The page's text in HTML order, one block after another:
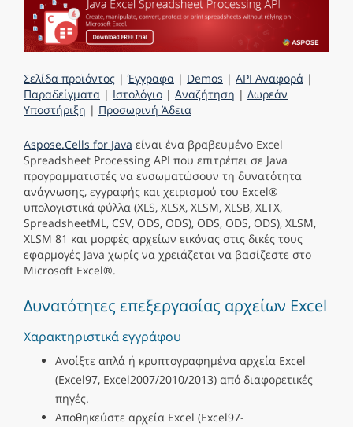
Σελίδα προϊόντος |Έγγραφα | Demos | API Αναφορά |
Παραδείγματα | Ιστολόγιο | Αναζήτηση | Δωρεάν
Υποστήριξη | Προσωρινή Άδεια
Aspose.Cells for Java είναι ένα βραβευμένο Excel
Spreadsheet Processing API που επιτρέπει σε Java
προγραμματιστές να ενσωματώσουν τη δυνατότητα
ανάγνωσης, εγγραφής και χειρισμού του Excel®
υπολογιστικά φύλλα (XLS, XLSX, XLSM, XLSB, XLTX,
SpreadsheetML, CSV, ODS, ODS), ODS, ODS, ODS), XLSM,
XLSM 81 και μορφές αρχείων εικόνας στις δικές τους
εφαρμογές Java χωρίς να χρειάζεται να βασίζεστε στο
Microsoft Excel®.
Δυνατότητες επεξεργασίας αρχείων Excel
Χαρακτηριστικά εγγράφου
Ανοίξτε απλά ή κρυπτογραφημένα αρχεία Excel
(Excel97, Excel2007/2010/2013) από διαφορετικές
πηγές.
Αποθηκεύστε αρχεία Excel (Excel97-